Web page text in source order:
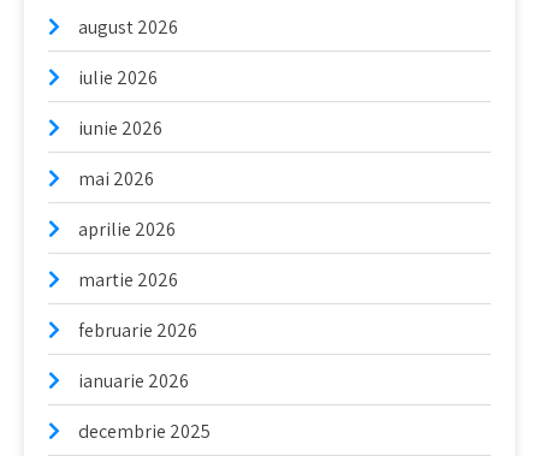
august 2026
iulie 2026
iunie 2026
mai 2026
aprilie 2026
martie 2026
februarie 2026
ianuarie 2026
decembrie 2025